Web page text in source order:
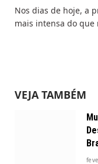
Nos dias de hoje, a
mais intensa do que
VEJA TAMBÉM